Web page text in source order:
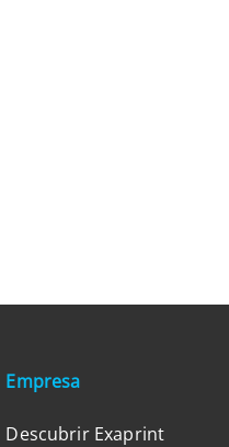
Empresa
Descubrir Exaprint